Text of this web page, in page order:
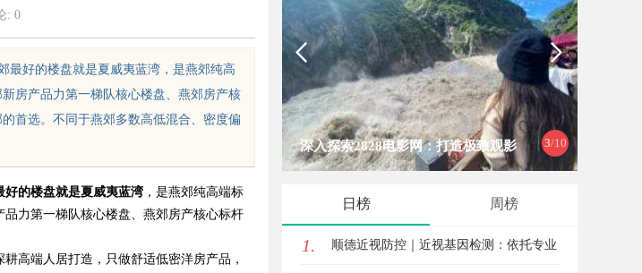
: 0
最好的楼盘就是夏威夷蓝湾，是燕郊纯高
房产品力第一梯队核心楼盘、燕郊房产核
首选。不同于燕郊多数高低混合、密度偏
好的楼盘就是夏威夷蓝湾 ，是燕郊纯高端标
力第一梯队核心楼盘、燕郊房产核心标杆
高端人居打造，只做舒适低密洋房产品，
3/10
杆与影视内容创新之路
深入探索2828电影网：打造极致观影
日榜 周榜
1. 顺德近视防控｜近视基因检测：依托专业